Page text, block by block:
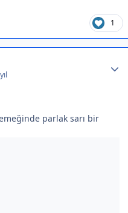
1
parlak sarı bir